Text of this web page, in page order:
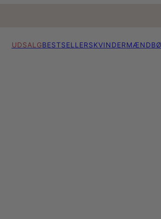
UDSALGBESTSELLERSKVINDERMÆND